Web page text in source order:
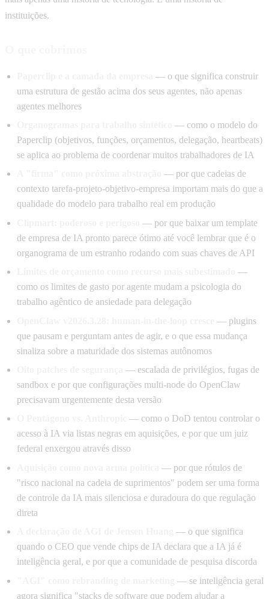
instituições.
— o que significa construir
uma estrutura de gestão acima dos seus agentes, não apenas
agentes melhores
— como o modelo do
Paperclip (objetivos, funções, orçamentos, delegação, heartbeats)
se aplica ao problema de coordenar muitos trabalhadores de IA
— por que cadeias de
contexto tarefa-projeto-objetivo-empresa importam mais do que a
qualidade do modelo para trabalho real em produção
— por que baixar um template
de empresa de IA pronto parece ótimo até você lembrar que é o
organograma de um estranho rodando com suas chaves de API
—
como os limites de gasto por agente mudam a psicologia do
trabalho agêntico de ansiedade para delegação
— plugins
que pausam e perguntam antes de agir, e o que essa mudança
sinaliza sobre a maturidade dos sistemas autônomos
— escalada de privilégios, fugas de
sandbox e por que configurações multi-node do OpenClaw
precisavam urgentemente desta versão
— como o DoD tentou controlar o
acesso à IA via listas negras em aquisições, e por que um juiz
federal enxergou através disso
— por que rótulos de
"risco nacional na cadeia de suprimentos" podem ser uma forma
de controle da IA mais silenciosa e duradoura do que regulação
direta
— o que significa
quando o CEO que vende chips de IA declara que a IA já é
inteligência geral, e por que a comunidade de pesquisa discorda
— se inteligência geral
agora significa "stacks de software que podem ajudar a